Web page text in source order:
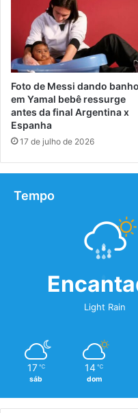
Foto de Messi dando banho
em Yamal bebê ressurge
antes da final Argentina x
Espanha
17 de julho de 2026
Tempo
Light Rain
17 ℃
sáb
14 ℃
dom